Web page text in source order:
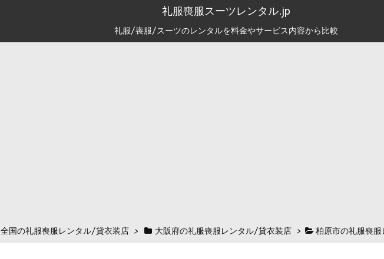
礼服喪服スーツレンタル.jp
礼服/喪服/スーツのレンタルを料金やサービス内容から比較
全国の礼服喪服レンタル/貸衣装店 > 大阪府の礼服喪服レンタル/貸衣装店 > 柏原市の礼服喪